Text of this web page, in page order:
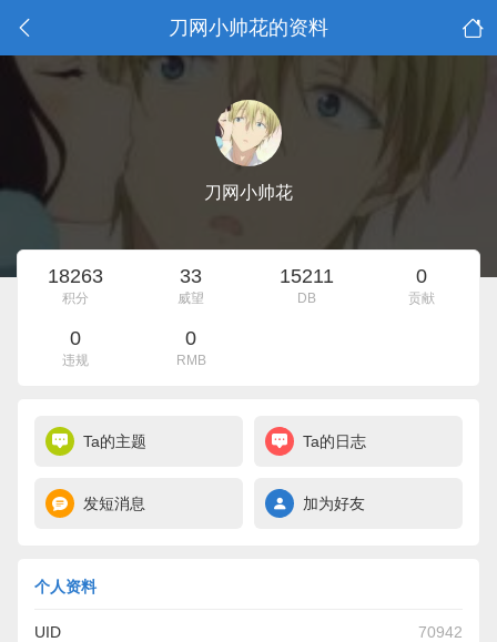
刀网小帅花的资料
刀网小帅花
18263
积分
33
威望
15211
DB
0
贡献
0
违规
0
RMB
Ta的主题 Ta的日志
发短消息 加为好友
个人资料
UID 70942